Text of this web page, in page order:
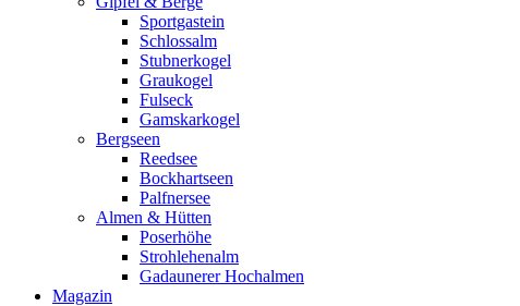
Sportgastein
Schlossalm
Stubnerkogel
Graukogel
Fulseck
Gamskarkogel
Bergseen
Reedsee
Bockhartseen
Palfnersee
Almen & Hütten
Poserhöhe
Strohlehenalm
Gadaunerer Hochalmen
Magazin